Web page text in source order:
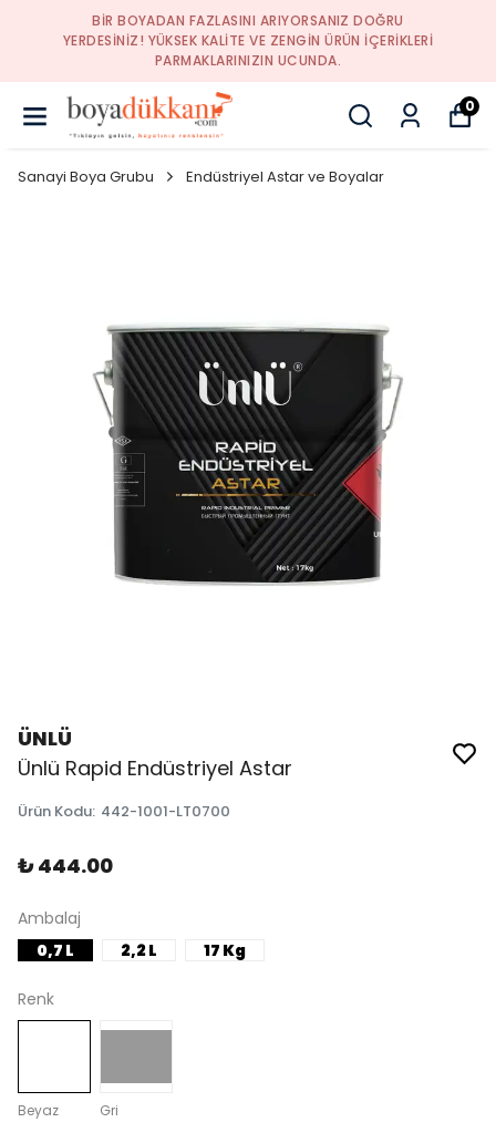
BIR BOYADAN FAZLASINI ARIYORSANIZ DOĞRU
YERDESINIZ! YÜKSEK KALITE VE ZENGIN ÜRÜN IÇERIKLERI
PARMAKLARINIZIN UCUNDA.
0
Sanayi Boya Grubu Endüstriyel Astar ve Boyalar
ÜNLÜ
Ünlü Rapid Endüstriyel Astar
Ürün Kodu: 442-1001-LT0700
₺ 444.00
Ambalaj
0,7 L
2,2 L 17 Kg
Renk
Beyaz Gri